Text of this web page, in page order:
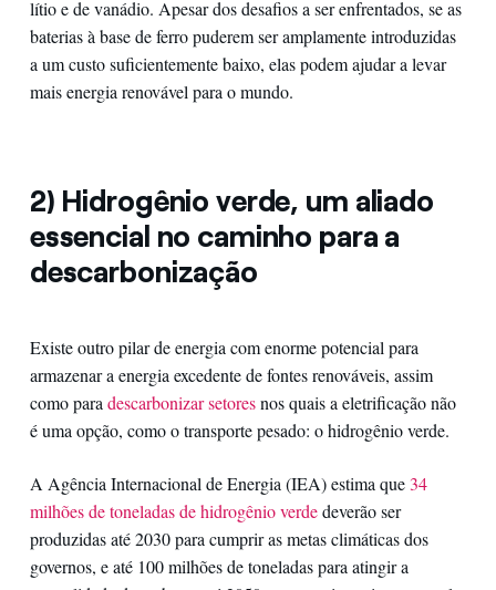
lítio e de vanádio. Apesar dos desafios a ser enfrentados, se as
baterias à base de ferro puderem ser amplamente introduzidas
a um custo suficientemente baixo, elas podem ajudar a levar
mais energia renovável para o mundo.
2) Hidrogênio verde, um aliado
essencial no caminho para a
descarbonização
Existe outro pilar de energia com enorme potencial para
armazenar a energia excedente de fontes renováveis, assim
como para descarbonizar setoresnos quais a eletrificação não
é uma opção, como o transporte pesado: o hidrogênio verde.
A Agência Internacional de Energia (IEA) estima que34
milhões de toneladas de hidrogênio verdedeverão ser
produzidas até 2030 para cumprir as metas climáticas dos
governos, e até 100 milhões de toneladas para atingir a